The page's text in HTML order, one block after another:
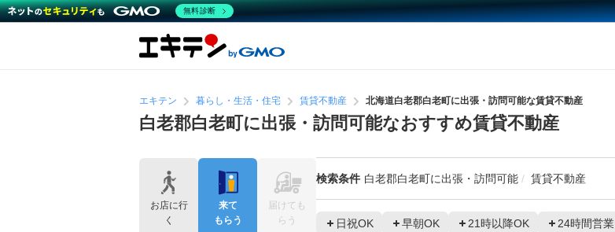
エキテン 暮らし・生活・住宅 賃貸不動産 北海道白老郡白老町に出張・訪問可能な賃貸不動産
白老郡白老町に出張・訪問可能なおすすめ賃貸不動産
検索条件 白老郡白老町に出張・訪問可能 賃貸不動産
日祝OK 早朝OK 21時以降OK 24時間営業
お店に行
く
来て
もらう
届けても
らう
無料診断